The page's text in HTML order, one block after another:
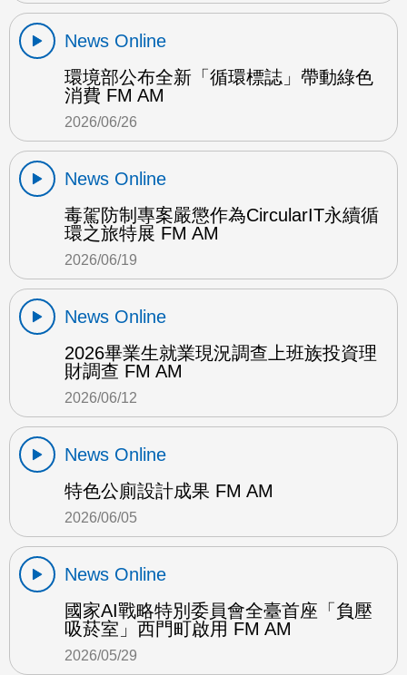
News Online
環境部公布全新「循環標誌」帶動綠色
消費 FM AM
2026/06/26
News Online
毒駕防制專案嚴懲作為CircularIT永續循
環之旅特展 FM AM
2026/06/19
News Online
2026畢業生就業現況調查上班族投資理
財調查 FM AM
2026/06/12
News Online
特色公廁設計成果 FM AM
2026/06/05
News Online
國家AI戰略特別委員會全臺首座「負壓
吸菸室」西門町啟用 FM AM
2026/05/29